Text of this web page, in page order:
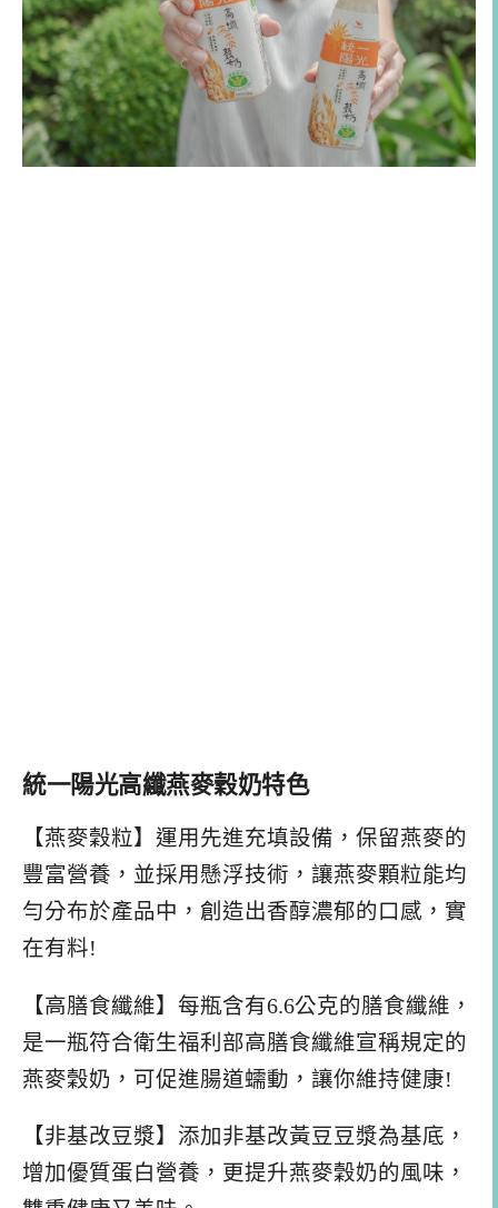
統一陽光高纖燕麥穀奶特色
【燕麥穀粒】運用先進充填設備，保留燕麥的
豐富營養，並採用懸浮技術，讓燕麥顆粒能均
勻分布於產品中，創造出香醇濃郁的口感，實
在有料!
【高膳食纖維】每瓶含有6.6公克的膳食纖維，
是一瓶符合衛生福利部高膳食纖維宣稱規定的
燕麥穀奶，可促進腸道蠕動，讓你維持健康!
【非基改豆漿】添加非基改黃豆豆漿為基底，
增加優質蛋白營養，更提升燕麥穀奶的風味，